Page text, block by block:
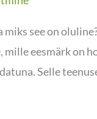
see on
eesmärk on
Selle